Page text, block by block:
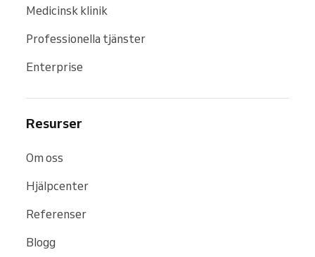
Medicinsk klinik
Professionella tjänster
Enterprise
Resurser
Om oss
Hjälpcenter
Referenser
Blogg